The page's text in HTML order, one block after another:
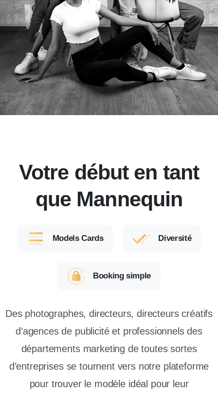
Votre début en tant
que Mannequin
Models Cards Diversité
Booking simple
Des photographes, directeurs, directeurs créatifs
d’agences de publicité et professionnels des
départements marketing de toutes sortes
d’entreprises se tournent vers notre plateforme
pour trouver le modèle idéal pour leur